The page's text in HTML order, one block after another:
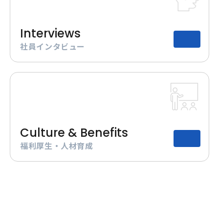
Interviews
社員インタビュー
Culture & Benefits
福利厚生・人材育成